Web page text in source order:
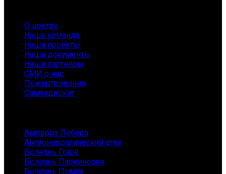
О центре
Наша команда
Наши проекты
Наши документы
Наши партнёры
СМИ о нас
Пожертвования
Самоадвокат
Амовроз Лебера
Ангионевратический отек
Болезнь Гоше
Болезнь Паркинсона
Болезнь Помпе